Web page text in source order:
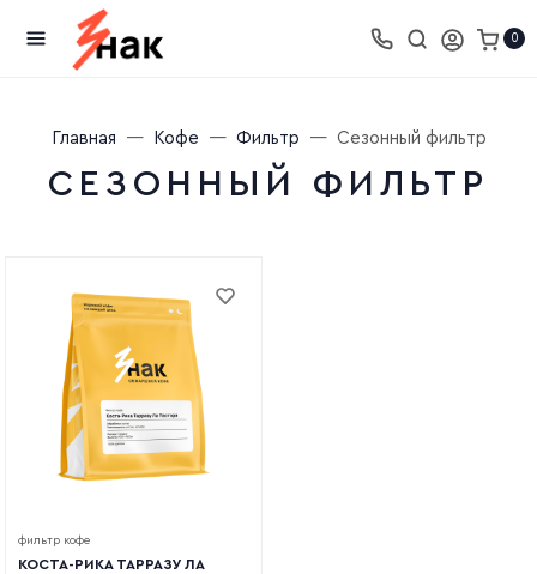
0
Главная Кофе Фильтр Сезонный фильтр
СЕЗОННЫЙ ФИЛЬТР
фильтр кофе
КОСТА-РИКА ТАРРАЗУ ЛА